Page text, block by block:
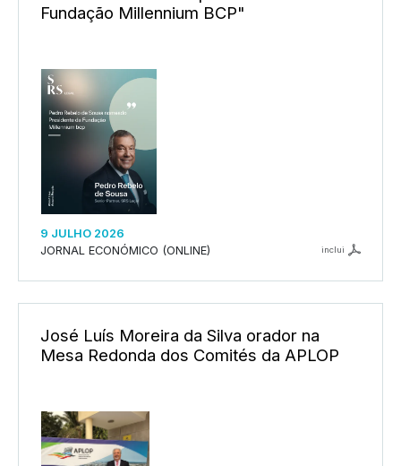
Fundação Millennium BCP"
9 JULHO 2026
JORNAL ECONÓMICO (ONLINE)
inclui
José Luís Moreira da Silva orador na
Mesa Redonda dos Comités da APLOP